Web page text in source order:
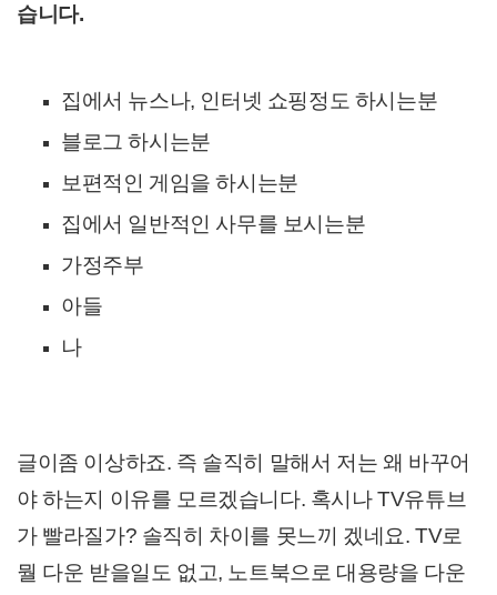
습니다.
집에서 뉴스나, 인터넷 쇼핑정도 하시는분
블로그 하시는분
보편적인 게임을 하시는분
집에서 일반적인 사무를 보시는분
가정주부
아들
나
글이좀 이상하죠. 즉 솔직히 말해서 저는 왜 바꾸어
야 하는지 이유를 모르겠습니다. 혹시나 TV유튜브
가 빨라질가? 솔직히 차이를 못느끼 겠네요. TV로
뭘 다운 받을일도 없고, 노트북으로 대용량을 다운